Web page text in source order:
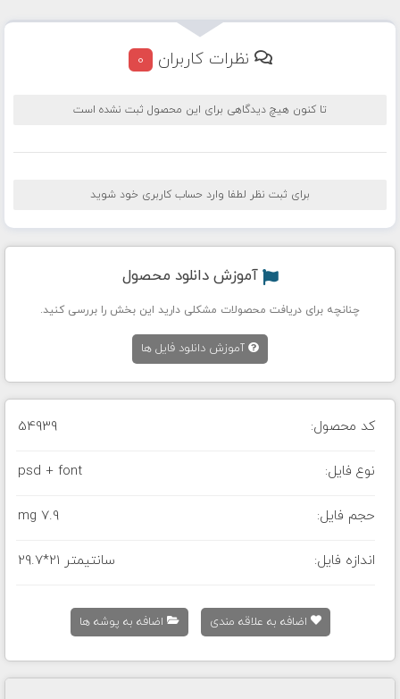
نظرات کاربران 0
تا کنون هیچ دیدگاهی برای این محصول ثبت نشده است
برای ثبت نظر لطفا وارد حساب کاربری خود شوید
آموزش دانلود محصول
چنانچه برای دریافت محصولات مشکلی دارید این بخش را بررسی کنید.
آموزش دانلود فایل ها
کد محصول: 54939
نوع فایل: psd + font
حجم فایل: 7.9 mg
اندازه فایل: 29.7*21 سانتیمتر
اضافه به علاقه مندی اضافه به پوشه ها